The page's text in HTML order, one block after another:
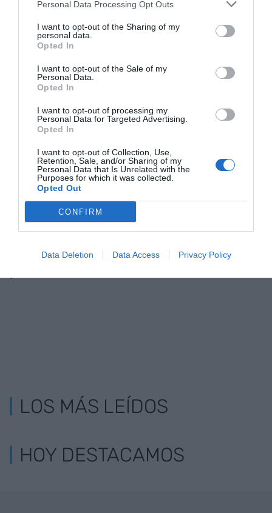
Personal Data Processing Opt Outs
I want to opt-out of the Sharing of my
personal data.
Opted In
I want to opt-out of the Sale of my
Personal Data.
Opted In
I want to opt-out of processing my
Personal Data for Targeted Advertising.
Opted In
I want to opt-out of Collection, Use,
Retention, Sale, and/or Sharing of my
Personal Data that Is Unrelated with the
Purposes for which it was collected.
Opted Out
CONFIRM
Data Deletion Data Access Privacy Policy
RELACIONADAS
Seis startups de
sector en tiempo de
El ministro Pedro Duque visita el
LOS MÁS LEÍDOS
HOY DESTACAMOS